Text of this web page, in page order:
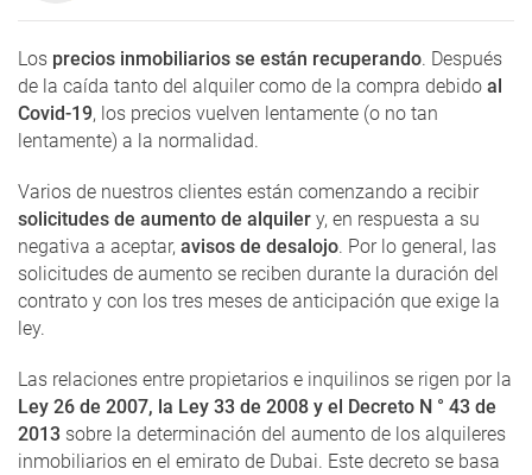
Los precios inmobiliarios se están recuperando. Después
de la caída tanto del alquiler como de la compra debido al
Covid-19, los precios vuelven lentamente (o no tan
lentamente) a la normalidad.
Varios de nuestros clientes están comenzando a recibir
solicitudes de aumento de alquiler y, en respuesta a su
negativa a aceptar, avisos de desalojo. Por lo general, las
solicitudes de aumento se reciben durante la duración del
contrato y con los tres meses de anticipación que exige la
ley.
Las relaciones entre propietarios e inquilinos se rigen por la
Ley 26 de 2007, la Ley 33 de 2008 y el Decreto N ° 43 de
2013 sobre la determinación del aumento de los alquileres
inmobiliarios en el emirato de Dubai. Este decreto se basa